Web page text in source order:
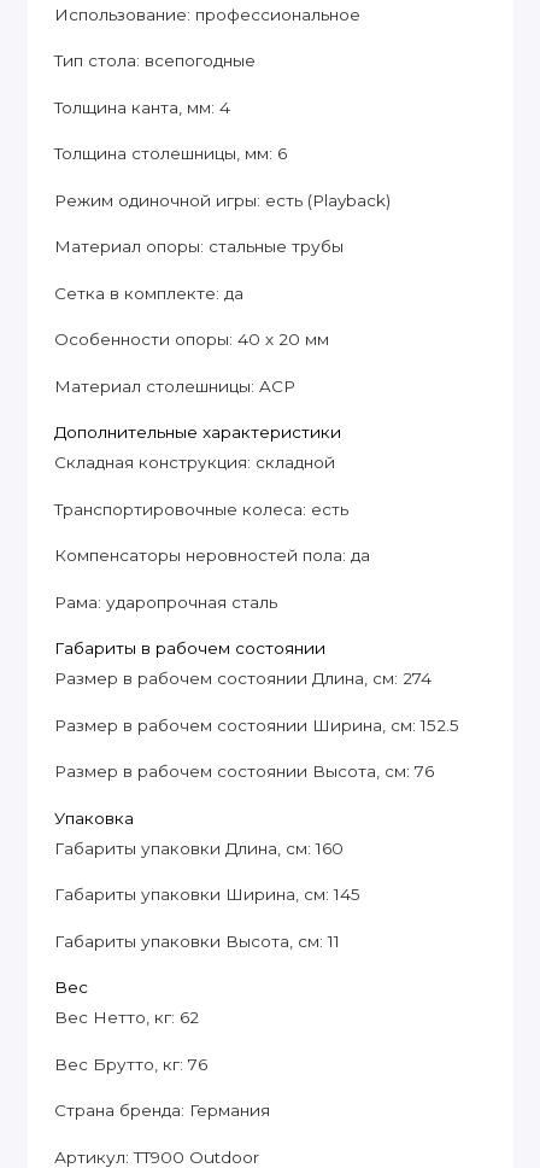
Использование: профессиональное
Тип стола: всепогодные
Толщина канта, мм: 4
Толщина столешницы, мм: 6
Режим одиночной игры: есть (Playback)
Материал опоры: стальные трубы
Сетка в комплекте: да
Особенности опоры: 40 х 20 мм
Материал столешницы: ACP
Дополнительные xарактеристики
Складная конструкция: складной
Транспортировочные колеса: есть
Компенсаторы неровностей пола: да
Рама: ударопрочная сталь
Габариты в рабочем состоянии
Размер в рабочем состоянии Длина, см: 274
Размер в рабочем состоянии Ширина, см: 152.5
Размер в рабочем состоянии Высота, см: 76
Упаковка
Габариты упаковки Длина, см: 160
Габариты упаковки Ширина, см: 145
Габариты упаковки Высота, см: 11
Вес
Вес Нетто, кг: 62
Вес Брутто, кг: 76
Страна бренда: Германия
Артикул: TT900 Outdoor